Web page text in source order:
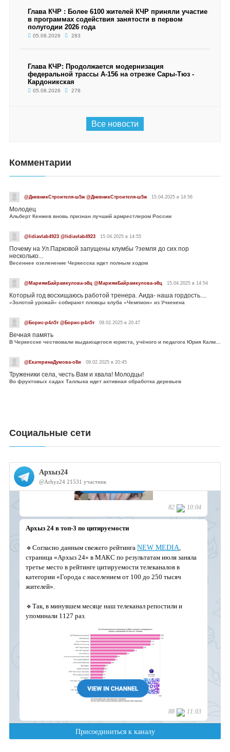
Глава КЧР : Более 6100 жителей КЧР приняли участие
в программах содействия занятости в первом
полугодии 2026 года
05.08.2026 283
Глава КЧР: Продолжается модернизация
федеральной трассы А-156 на отрезке Сары-Тюз -
Кардоникская
05.08.2026 278
Все новости
Комментарии
@ДневникСтроителя-ш5ж @ДневникСтроителя-ш5ж 15.04.2025 в 14:56
Молодец
Альберт Кенжев вновь признан лучший армрестлером России
@lidiavlab4923 @lidiavlab4923 15.04.2025 в 14:55
Почему на Ул.Парковой запущены клумбы ?земля до сих пор
несколько...
Весеннее озеленение Черкесска идет полным ходом
@МариямБайрамкулова-э8ц @МариямБайрамкулова-э8ц 15.04.2025 в 14:54
Который год восхищаюсь работой тренера. Аида- наша гордость....
«Золотой урожай» собирают пловцы клуба «Чемпион» из Учкекена
@Борис-р4л5т @Борис-р4л5т 09.02.2025 в 20:47
Вечная память
В Черкесске чествовали выдающегося юриста, учёного и педагога Юрия Калмыкова
@ЕкатеринаДумова-о8и 09.02.2025 в 20:45
Труженики села, честь Вам и хвала! Молодцы!
Во фруктовых садах Таллыка идет активная обработка деревьев
Социальные сети